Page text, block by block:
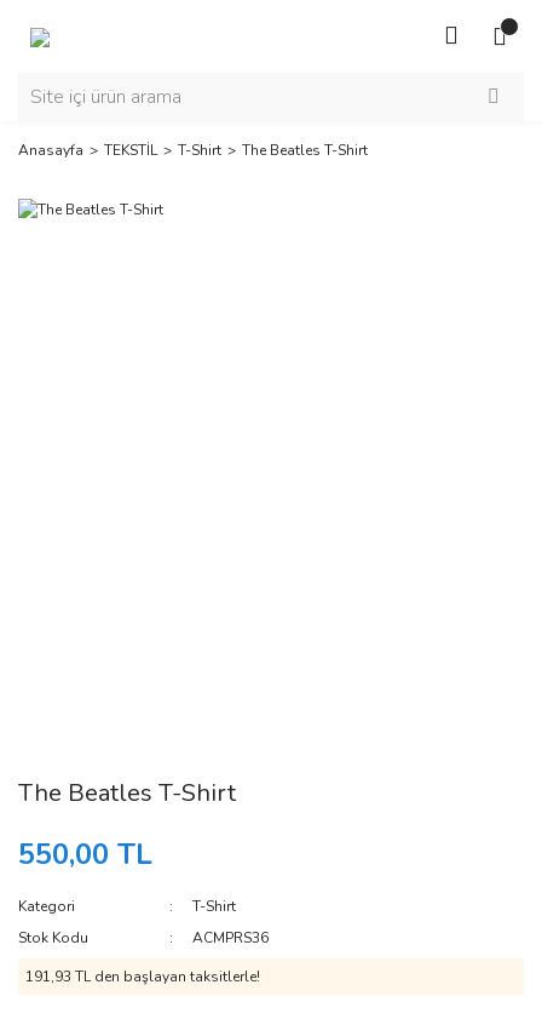
Anasayfa TEKSTİL T-Shirt The Beatles T-Shirt
The Beatles T-Shirt
550,00 TL
Kategori
T-Shirt
Stok Kodu
ACMPRS36
191,93 TL den başlayan taksitlerle!